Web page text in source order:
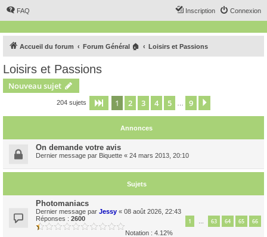
FAQ Connexion
Inscription
Accueil du forum Forum Général 🏠 Loisirs et Passions
Loisirs et Passions
Nouveau sujet
204 sujets Page 1sur9
1 2 3 4 5 9
Annonces
On demande votre avis
Dernier message par Biquette « 24 mars 2013, 20:10
Sujets
Photomaniacs
Dernier message par Jessy « 08 août 2026, 22:43
Réponses : 2600 1 … 63 64 65 66
Notation : 4.12%